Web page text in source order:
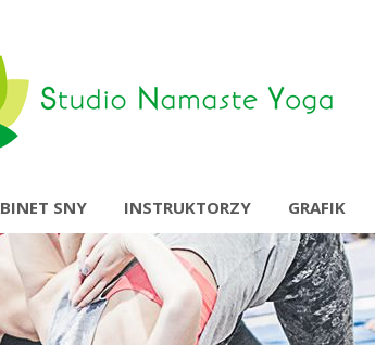
SNY INSTRUKTORZY GRAFIK